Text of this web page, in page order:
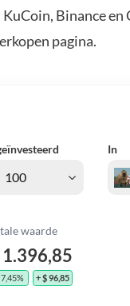
Binance en
pagina.
In
waarde
1.396,85
+ $ 96,85